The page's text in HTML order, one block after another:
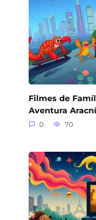
Filmes de
Aventura
0 70